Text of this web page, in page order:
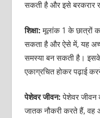
सकती है और इसे बरकरार
शिक्षा:मूलांक 1 के छात्रों
सकता है और ऐसे में, यह
समस्या बन सकती है।
एकाग्रचित होकर पढ़ाई
पेशेवर जीवन:पेशेवर जीवन
जातक नौकरी करते हैं, वह